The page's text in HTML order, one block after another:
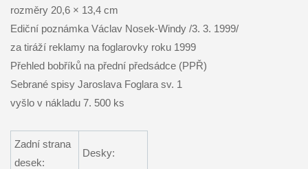
rozměry 20,6 × 13,4 cm
Ediční poznámka Václav Nosek-Windy /3. 3. 1999/
za tiráží reklamy na foglarovky roku 1999
Přehled bobříků na přední předsádce (PPŘ)
Sebrané spisy Jaroslava Foglara sv. 1
vyšlo v nákladu 7. 500 ks
Zadní strana
desek:
Desky: